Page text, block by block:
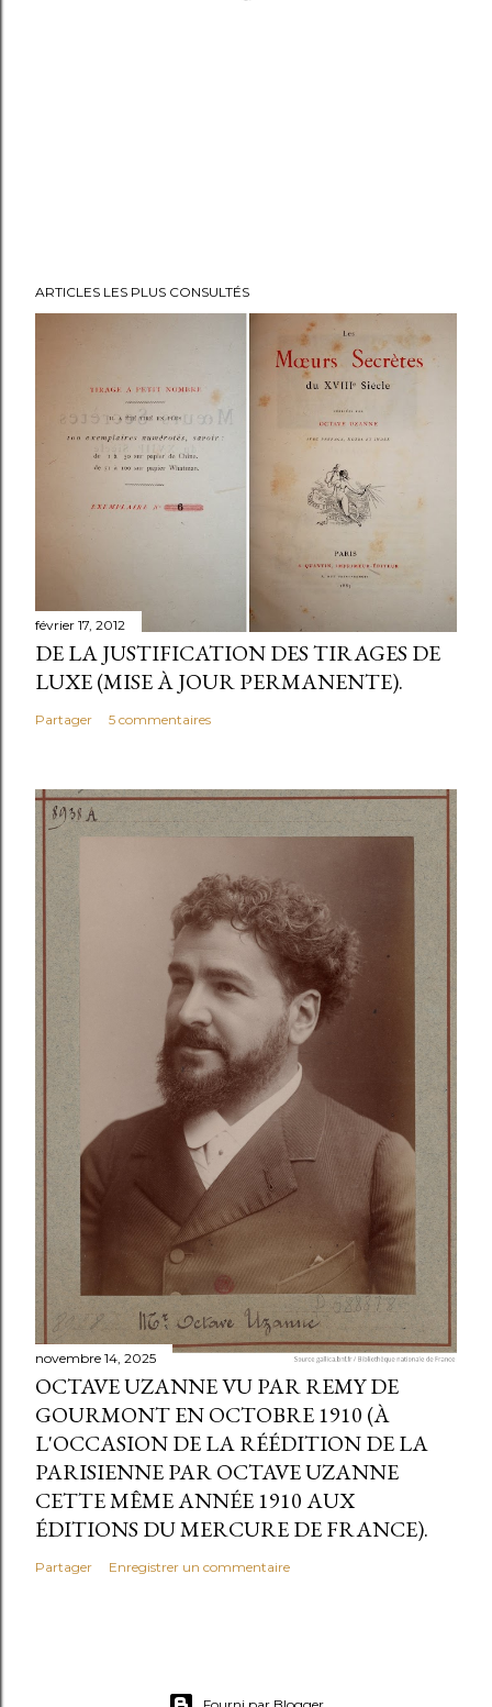
ARTICLES LES PLUS CONSULTÉS
février 17, 2012
DE LA JUSTIFICATION DES TIRAGES DE
LUXE (MISE À JOUR PERMANENTE).
Partager 5 commentaires
novembre 14, 2025
OCTAVE UZANNE VU PAR REMY DE
GOURMONT EN OCTOBRE 1910 (À
L'OCCASION DE LA RÉÉDITION DE LA
PARISIENNE PAR OCTAVE UZANNE
CETTE MÊME ANNÉE 1910 AUX
ÉDITIONS DU MERCURE DE FRANCE).
Partager Enregistrer un commentaire